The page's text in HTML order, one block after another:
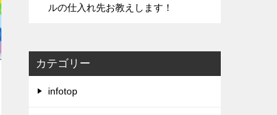
ルの仕入れ先お教えします！
カテゴリー
infotop